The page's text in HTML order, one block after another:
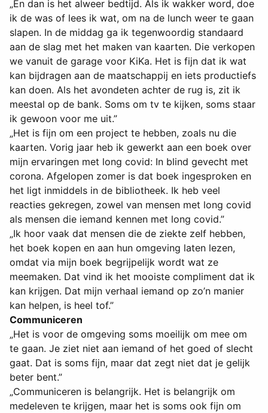
„En dan is het alweer bedtijd. Als ik wakker word, doe
ik de was of lees ik wat, om na de lunch weer te gaan
slapen. In de middag ga ik tegenwoordig standaard
aan de slag met het maken van kaarten. Die verkopen
we vanuit de garage voor KiKa. Het is fijn dat ik wat
kan bijdragen aan de maatschappij en iets productiefs
kan doen. Als het avondeten achter de rug is, zit ik
meestal op de bank. Soms om tv te kijken, soms staar
ik gewoon voor me uit.”
„Het is fijn om een project te hebben, zoals nu die
kaarten. Vorig jaar heb ik gewerkt aan een boek over
mijn ervaringen met long covid: In blind gevecht met
corona. Afgelopen zomer is dat boek ingesproken en
het ligt inmiddels in de bibliotheek. Ik heb veel
reacties gekregen, zowel van mensen met long covid
als mensen die iemand kennen met long covid.”
„Ik hoor vaak dat mensen die de ziekte zelf hebben,
het boek kopen en aan hun omgeving laten lezen,
omdat via mijn boek begrijpelijk wordt wat ze
meemaken. Dat vind ik het mooiste compliment dat ik
kan krijgen. Dat mijn verhaal iemand op zo’n manier
kan helpen, is heel tof.”
Communiceren
„Het is voor de omgeving soms moeilijk om mee om
te gaan. Je ziet niet aan iemand of het goed of slecht
gaat. Dat is soms fijn, maar dat zegt niet dat je gelijk
beter bent.”
„Communiceren is belangrijk. Het is belangrijk om
medeleven te krijgen, maar het is soms ook fijn om